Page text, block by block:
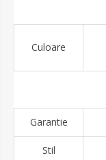
Culoare
Garantie
Stil